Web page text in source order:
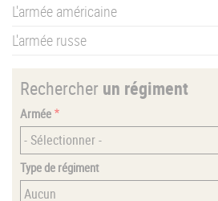
L'armée américaine
L'armée russe
Rechercher un régiment
Armée
Type de régiment